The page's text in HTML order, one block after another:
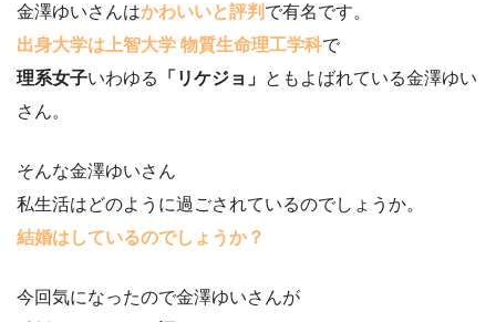
金澤ゆいさんはかわいいと評判 で有名です。
出身大学は上智大学 物質生命理工学科で
理系女子いわゆる 「リケジョ」 ともよばれている金澤ゆい
さん。
そんな金澤ゆいさん
私生活はどのように過ごされているのでしょうか。
結婚はしているのでしょうか？
今回気になったので金澤ゆいさんが